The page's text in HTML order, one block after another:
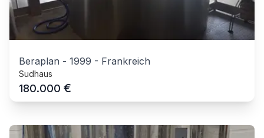
Beraplan - 1999 - Frankreich
Sudhaus
180.000 €